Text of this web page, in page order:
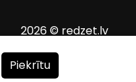
2026 © redzet.lv
Piekrītu